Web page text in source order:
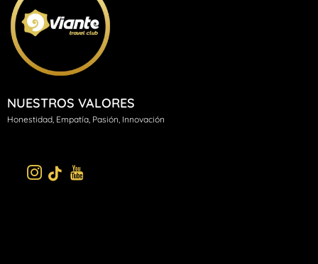
NUESTROS VALORES
Honestidad, Empatía, Pasión, Innovación